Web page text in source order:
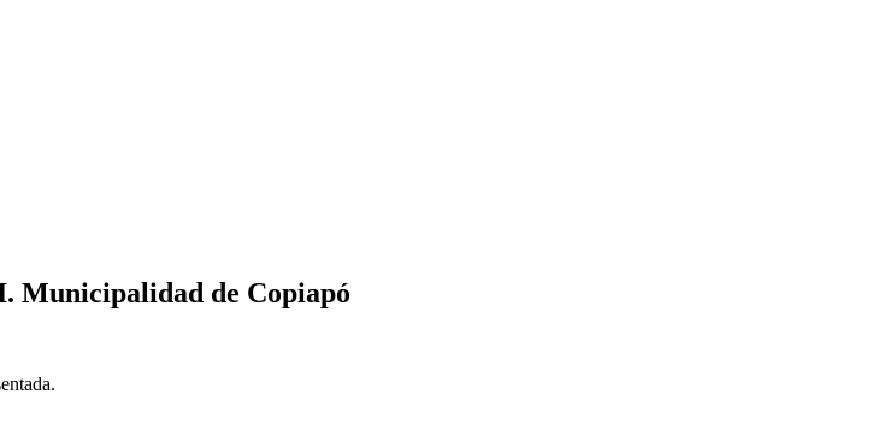
Municipalidad de Copiapó